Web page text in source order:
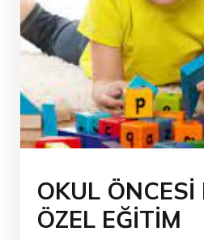
OKUL
ÖZEL EĞİTİM